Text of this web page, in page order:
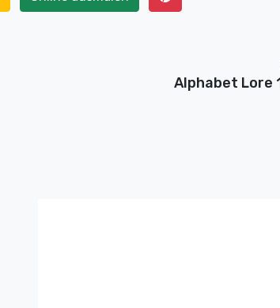
Alphabet Lore